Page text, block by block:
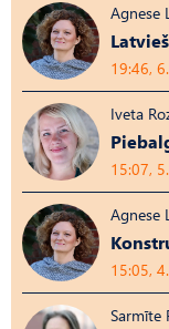
Agnese
19:46,
Iveta
15:07,
Agnese
15:05,
Sarmīte